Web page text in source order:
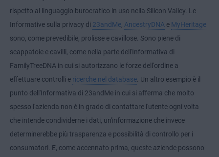
rispetto al linguaggio burocratico in uso nella Silicon Valley. Le
Informative sulla privacy di 23andMe, AncestryDNA e MyHeritage
sono, come prevedibile, prolisse e cavillose. Sono piene di
scappatoie e cavilli, come nella parte dell'Informativa di
FamilyTreeDNA in cui si autorizzano le forze dell'ordine a
effettuare controlli e ricerche nel database. Un altro esempio è il
punto dell'Informativa di 23andMe in cui si afferma che molto
spesso l'azienda non è in grado di contattare l'utente ogni volta
che intende condividerne i dati, un'informazione che invece
determinerebbe più trasparenza e possibilità di controllo per i
consumatori. E, come accennato prima, queste aziende possono